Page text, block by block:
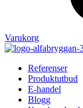
Varukorg
Referenser
Produktutbud
E-handel
Blogg